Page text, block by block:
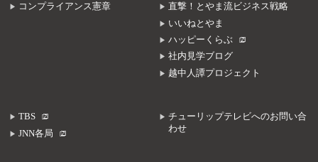
コンプライアンス憲章
直撃！とやま流ビジネス戦略
いいねとやま
ハッピーくらぶ
社内見学ブログ
越中人譚プロジェクト
TBS
JNN各局
チューリップテレビへのお問い合
わせ